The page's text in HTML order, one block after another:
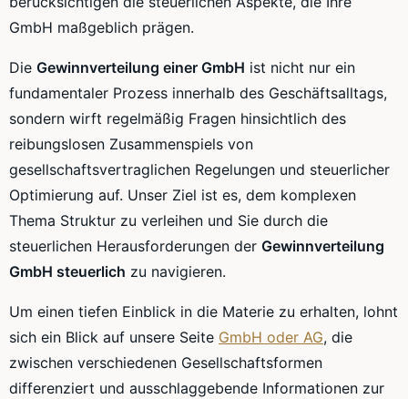
GmbH maßgeblich prägen.
Die Gewinnverteilung einer GmbH ist nicht nur ein
fundamentaler Prozess innerhalb des Geschäftsalltags,
sondern wirft regelmäßig Fragen hinsichtlich des
reibungslosen Zusammenspiels von
gesellschaftsvertraglichen Regelungen und steuerlicher
Optimierung auf. Unser Ziel ist es, dem komplexen
Thema Struktur zu verleihen und Sie durch die
steuerlichen Herausforderungen der Gewinnverteilung
GmbH steuerlich zu navigieren.
Um einen tiefen Einblick in die Materie zu erhalten, lohnt
sich ein Blick auf unsere Seite GmbH oder AG, die
zwischen verschiedenen Gesellschaftsformen
differenziert und ausschlaggebende Informationen zur